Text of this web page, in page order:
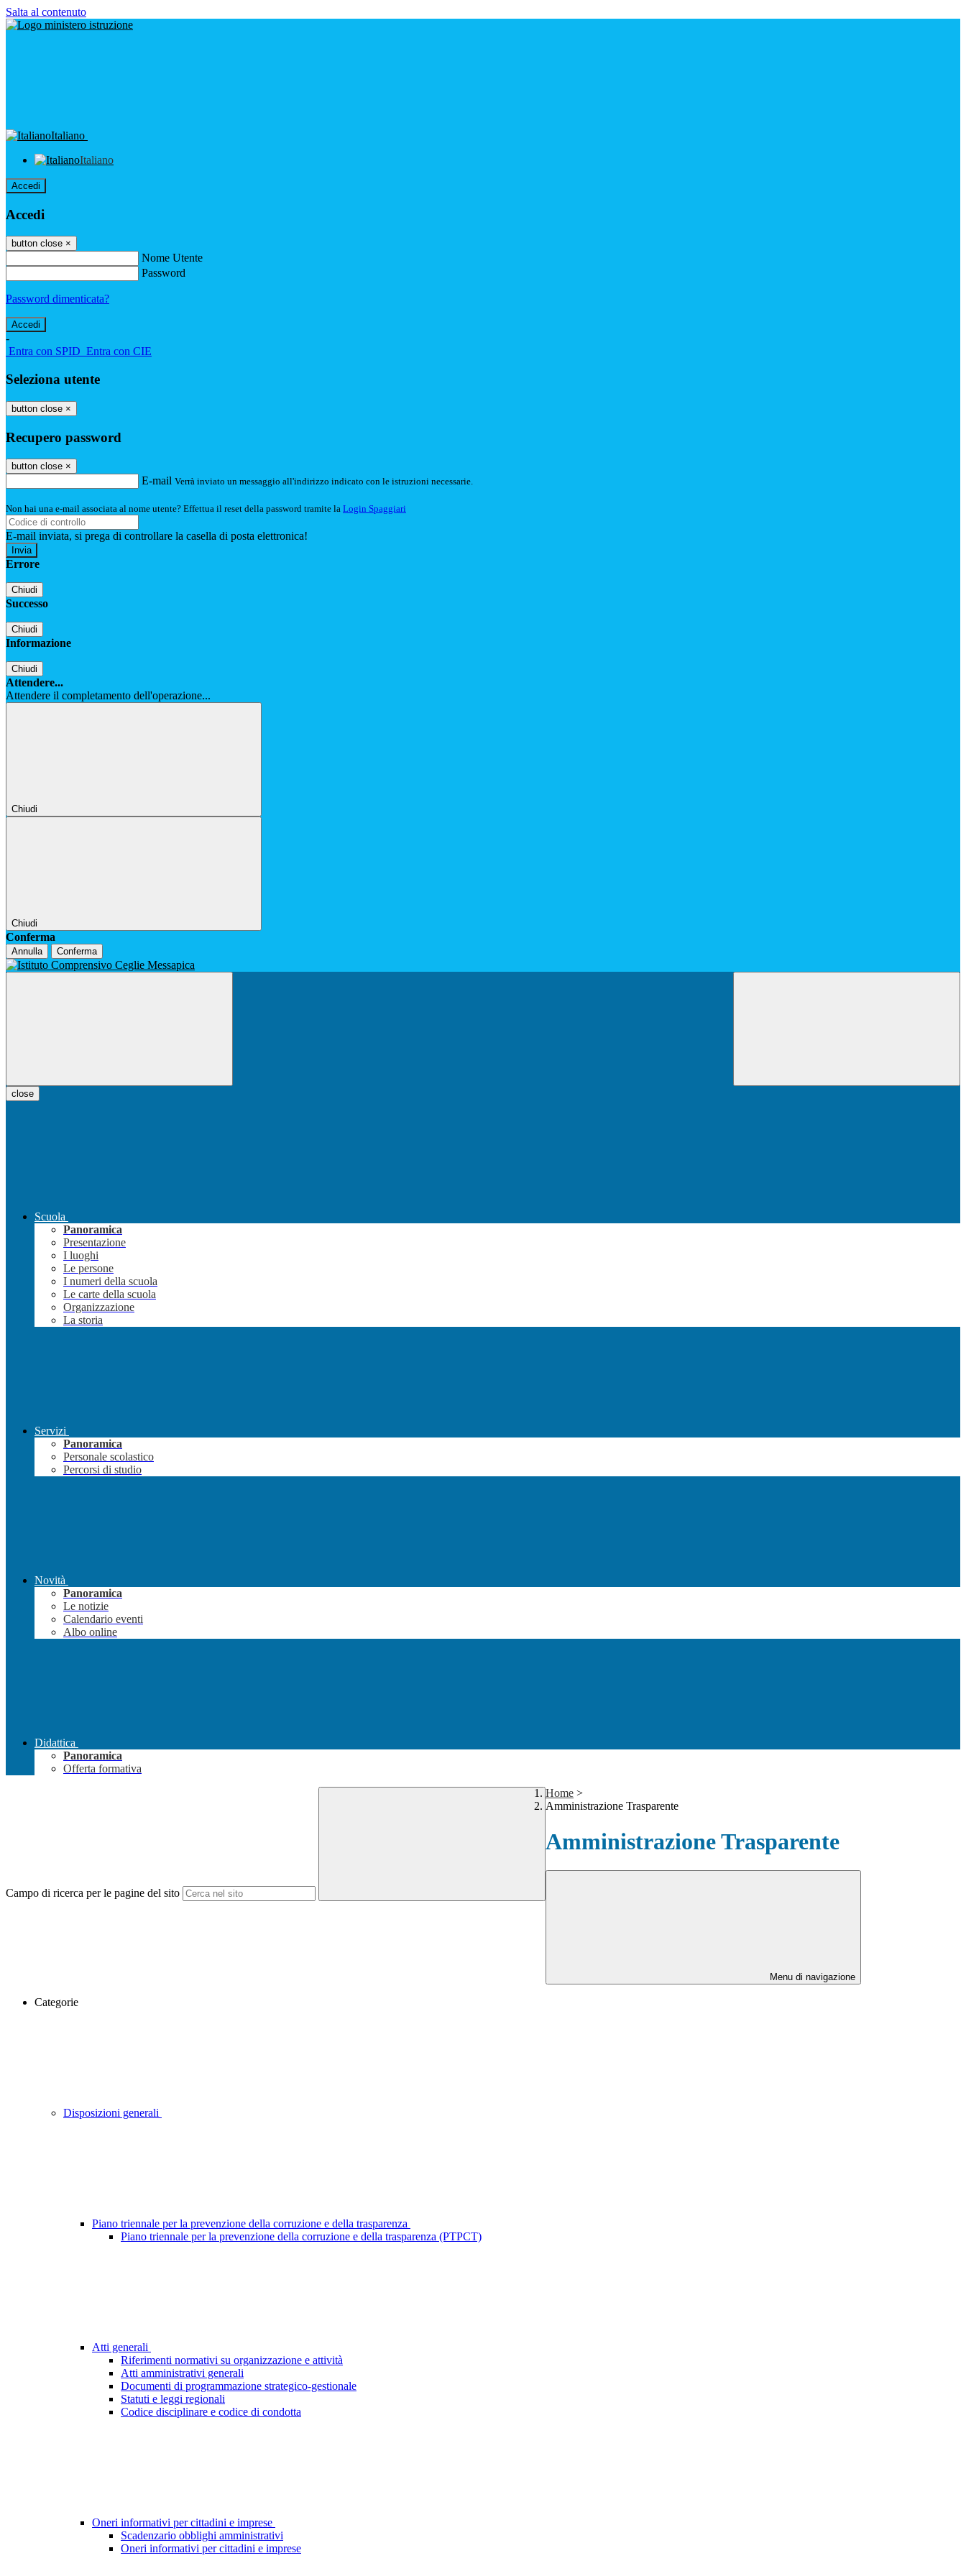
Salta al contenuto
Italiano
Italiano
Accedi
Accedi
button close ×
Nome Utente
Password
Password dimenticata?
-
Entra con SPID Entra con CIE
Seleziona utente
button close ×
Recupero password
button close ×
E-mail Verrà inviato un messaggio all'indirizzo indicato con le istruzioni necessarie.
Non hai una e-mail associata al nome utente? Effettua il reset della password tramite la Login Spaggiari
E-mail inviata, si prega di controllare la casella di posta elettronica!
Errore
Chiudi
Successo
Chiudi
Informazione
Chiudi
Attendere...
Attendere il completamento dell'operazione...
Chiudi
Chiudi
Conferma
Annulla Conferma
close
Scuola
Panoramica
Presentazione
I luoghi
Le persone
I numeri della scuola
Le carte della scuola
Organizzazione
La storia
Servizi
Panoramica
Personale scolastico
Percorsi di studio
Novità
Panoramica
Le notizie
Calendario eventi
Albo online
Didattica
Panoramica
Offerta formativa
Campo di ricerca per le pagine del sito
Home >
Amministrazione Trasparente
Amministrazione Trasparente
Menu di navigazione
Categorie
Disposizioni generali
Piano triennale per la prevenzione della corruzione e della trasparenza
Piano triennale per la prevenzione della corruzione e della trasparenza (PTPCT)
Atti generali
Riferimenti normativi su organizzazione e attività
Atti amministrativi generali
Documenti di programmazione strategico-gestionale
Statuti e leggi regionali
Codice disciplinare e codice di condotta
Oneri informativi per cittadini e imprese
Scadenzario obblighi amministrativi
Oneri informativi per cittadini e imprese